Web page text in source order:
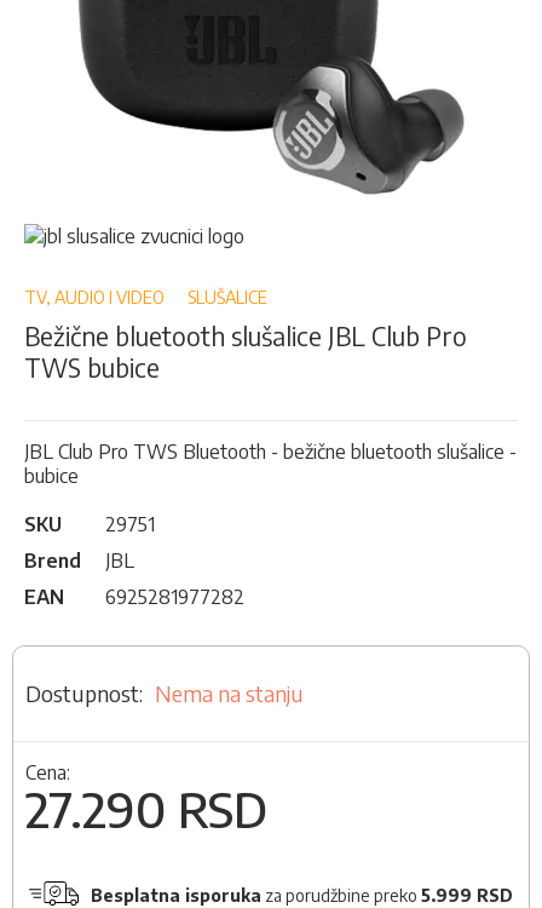
Skip
to
beginning
the
images
TV, AUDIO I VIDEO SLUŠALICE
Bežične bluetooth slušalice JBL Club Pro
TWS bubice
JBL Club Pro TWS Bluetooth - bežične bluetooth slušalice -
bubice
SKU
29751
Brend
JBL
EAN
6925281977282
Nema na stanju
Cena:
27.290 RSD
Besplatna isporuka za porudžbine preko 5.999 RSD